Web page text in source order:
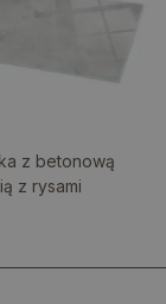
z betonową
z rysami